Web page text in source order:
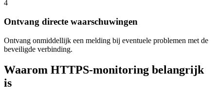
4
Ontvang directe waarschuwingen
Ontvang onmiddellijk een melding bij eventuele problemen met de
beveiligde verbinding.
Waarom HTTPS-monitoring belangrijk
is